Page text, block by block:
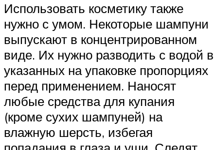
Использовать косметику также
нужно с умом. Некоторые шампуни
выпускают в концентрированном
виде. Их нужно разводить с водой в
указанных на упаковке пропорциях
перед применением. Наносят
любые средства для купания
(кроме сухих шампуней) на
влажную шерсть, избегая